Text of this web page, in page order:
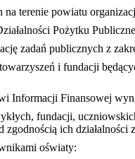
na terenie powiatu
Pożytku
zadań publicznych z
i fundacji
Informacji Finansowej
fundacji,
zgodnością ich
oświaty: